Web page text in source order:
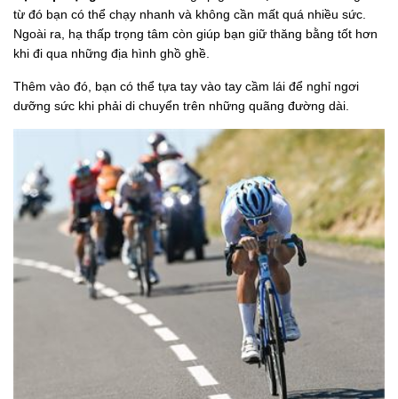
từ đó bạn có thể chạy nhanh và không cần mất quá nhiều sức.
Ngoài ra, hạ thấp trọng tâm còn giúp bạn giữ thăng bằng tốt hơn
khi đi qua những địa hình ghồ ghề.
Thêm vào đó, bạn có thể tựa tay vào tay cầm lái để nghỉ ngơi
dưỡng sức khi phải di chuyển trên những quãng đường dài.